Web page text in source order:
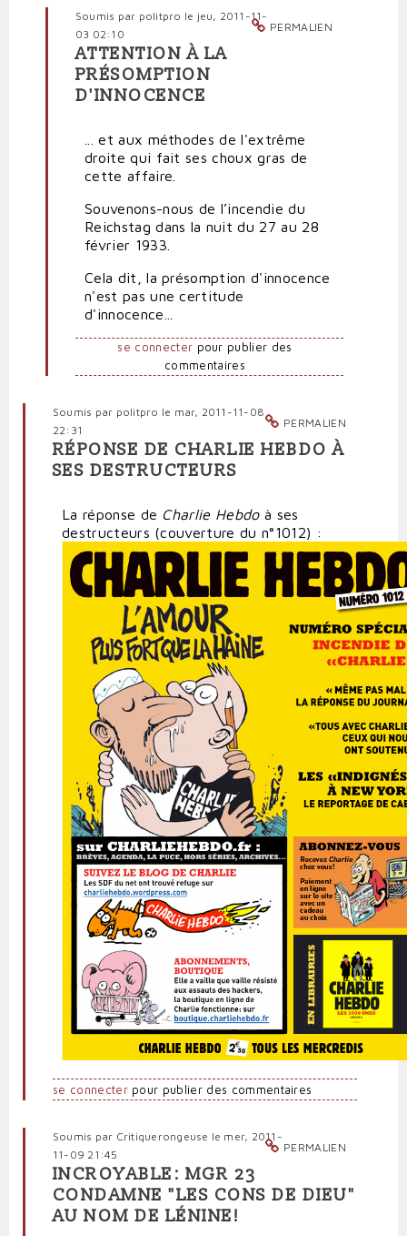
PERMALIEN
Soumis par politpro le jeu, 2011-11-
03 02:10
En
réponse
à
intégrismes
religieux
par
(non
vérifié)
ATTENTION À LA
PRÉSOMPTION
D'INNOCENCE
... et aux méthodes de l'extrême
droite qui fait ses choux gras de
cette affaire.
Souvenons-nous de l’incendie du
Reichstag dans la nuit du 27 au 28
février 1933.
Cela dit, la présomption d'innocence
n'est pas une certitude
d'innocence...
se connecter pour publier des
commentaires
PERMALIEN
Soumis par politpro le mar, 2011-11-08
22:31
RÉPONSE DE CHARLIE HEBDO À
SES DESTRUCTEURS
La réponse de Charlie Hebdoà ses
destructeurs (couverture du n°1012) :
se connecterpour publier des commentaires
PERMALIEN
Soumis par Critiquerongeuse le mer, 2011-
11-09 21:45
INCROYABLE: MGR 23
CONDAMNE "LES CONS DE DIEU"
AU NOM DE LÉNINE!